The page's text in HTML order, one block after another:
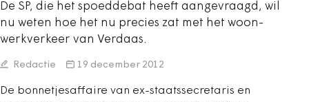
De SP, die het spoeddebat heeft aangevraagd, wil
nu weten hoe het nu precies zat met het woon-
werkverkeer van Verdaas.
Redactie 19 december 2012
De bonnetjesaffaire van ex-staatssecretaris en